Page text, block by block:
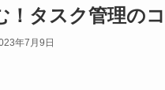
！タスク管理の
年7月9日